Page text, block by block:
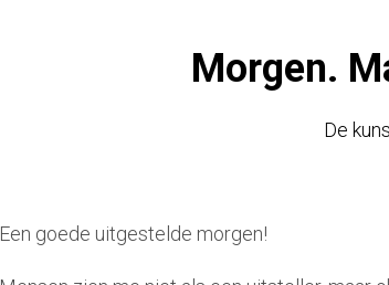
Morgen.
De
Een goede uitgestelde morgen!